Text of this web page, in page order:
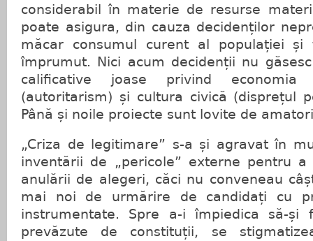
considerabil în materie de resurse
poate asigura, din cauza decidenților
măcar consumul curent al populației și
împrumut. Nici acum decidenții nu
calificative joase privind economia
(autoritarism) și cultura civică (disprețul
Până și noile proiecte sunt lovite de
„Criza de legitimare” s-a și agravat în
inventării de „pericole” externe pentru
anulării de alegeri, căci nu conveneau
mai noi de urmărire de candidați cu
instrumentate. Spre a-i împiedica să-și
prevăzute de constituții, se